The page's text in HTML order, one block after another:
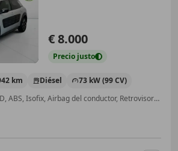
€ 8.000
Precio justo
km Diésel
73 kW (99 CV)
Garantia, Bluetooth, CD, ABS, Isofix, Airbag del conductor, Retrovisores laterales eléctricos, Airbag acompañante